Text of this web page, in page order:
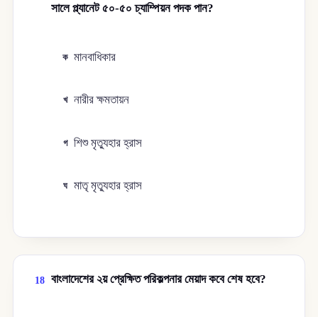
সালে প্ল্যানেট ৫০-৫০ চ্যাম্পিয়ন পদক পান?
ক মানবাধিকার
খ নারীর ক্ষমতায়ন
গ শিশু মৃত্যুহার হ্রাস
ঘ মাতৃ মৃত্যুহার হ্রাস
18 বাংলাদেশের ২য় প্রেক্ষিত পরিকল্পনার মেয়াদ কবে শেষ হবে?